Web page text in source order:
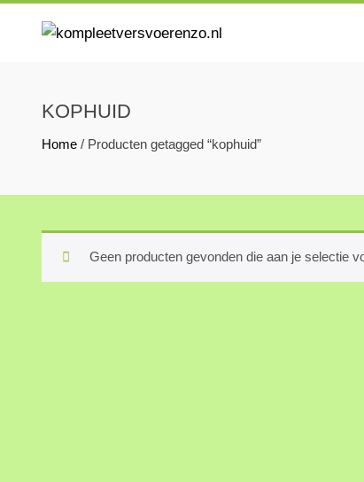
KOPHUID
Home / Producten getagged “kophuid”
Geen producten gevonden die aan je selectie